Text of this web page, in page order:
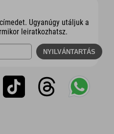
Ugyanúgy utáljuk a
leiratkozhatsz.